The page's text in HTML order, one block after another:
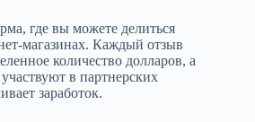
где вы можете делиться
магазинах. Каждый отзыв
количество долларов, а
в партнерских
заработок.